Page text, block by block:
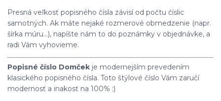
Presná veľkosť popisného čísla závisí od počtu číslic
samotných. Ak máte nejaké rozmerové obmedzenie (napr.
šírka múru...), napíšte nám to do poznámky v objednávke, a
radi Vám vyhovieme.
Popisné číslo Domček je modernejším prevedením
klasického popisného čísla. Toto štýlové číslo Vám zaručí
modernosť a inakosť na 100% :)